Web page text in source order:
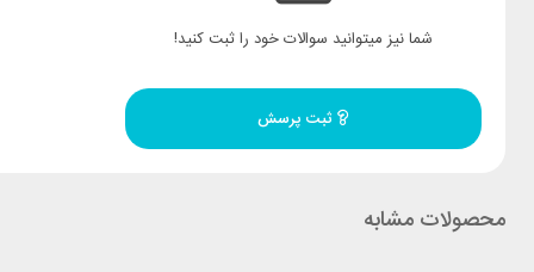
شما نیز میتوانید سوالات خود را ثبت کنید!
ثبت پرسش
محصولات مشابه